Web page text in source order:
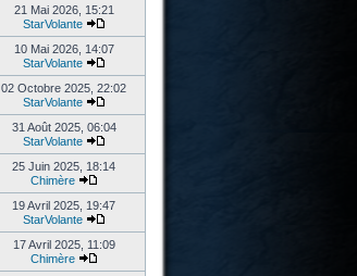
21 Mai 2026, 15:21
StarVolante
10 Mai 2026, 14:07
StarVolante
02 Octobre 2025, 22:02
StarVolante
31 Août 2025, 06:04
StarVolante
25 Juin 2025, 18:14
Chimère
19 Avril 2025, 19:47
StarVolante
17 Avril 2025, 11:09
Chimère